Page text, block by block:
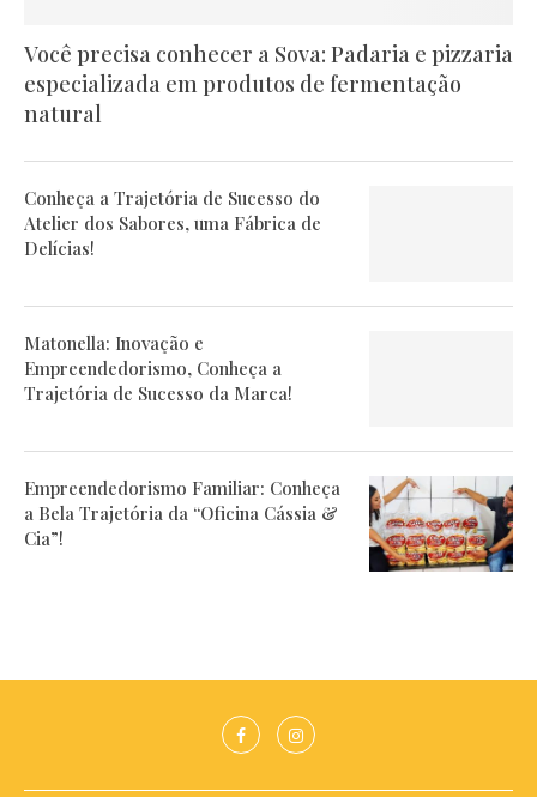
Você precisa conhecer a Sova: Padaria e pizzaria
especializada em produtos de fermentação
natural
Conheça a Trajetória de Sucesso do
Atelier dos Sabores, uma Fábrica de
Delícias!
Matonella: Inovação e
Empreendedorismo, Conheça a
Trajetória de Sucesso da Marca!
Empreendedorismo Familiar: Conheça
a Bela Trajetória da “Oficina Cássia &
Cia”!